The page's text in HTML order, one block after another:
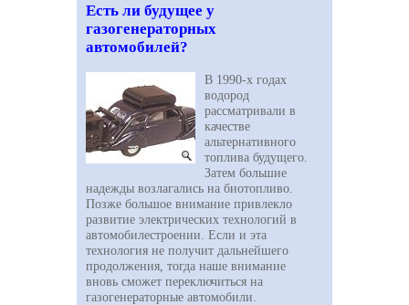
Есть ли будущее у
газогенераторных
автомобилей?
В 1990-х годах
водород
рассматривали в
качестве
альтернативного
топлива будущего.
Затем большие
надежды возлагались на биотопливо.
Позже большое внимание привлекло
развитие электрических технологий в
автомобилестроении. Если и эта
технология не получит дальнейшего
продолжения, тогда наше внимание
вновь сможет переключиться на
газогенераторные автомобили.